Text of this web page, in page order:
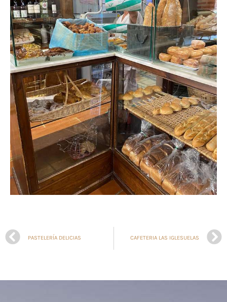
PASTELERÍA DELICIAS CAFETERIA LAS IGLESUELAS